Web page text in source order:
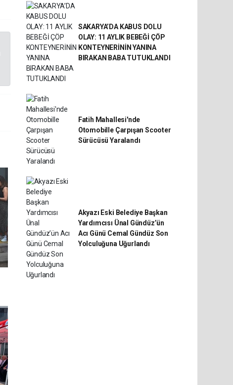
SAKARYA’DA KABUS DOLU
OLAY: 11 AYLIK BEBEĞİ ÇÖP
KONTEYNERİNİN YANINA
BIRAKAN BABA TUTUKLANDI
Fatih Mahallesi'nde
Otomobille Çarpışan Scooter
Sürücüsü Yaralandı
Akyazı Eski Belediye Başkan
Yardımcısı Ünal Gündüz’ün
Acı Günü Cemal Gündüz Son
Yolculuğuna Uğurlandı